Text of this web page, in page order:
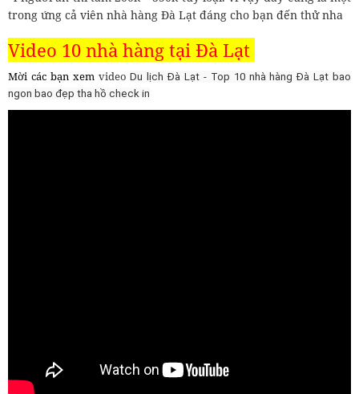
trong ứng cả viên nhà hàng Đà Lạt đáng cho bạn đến thử nha
Video 10 nhà hàng tại Đà Lạt
Mời các bạn xem videoDu lịch Đà Lạt - Top 10 nhà hàng Đà Lạt bao
ngon bao đẹp tha hồ check in